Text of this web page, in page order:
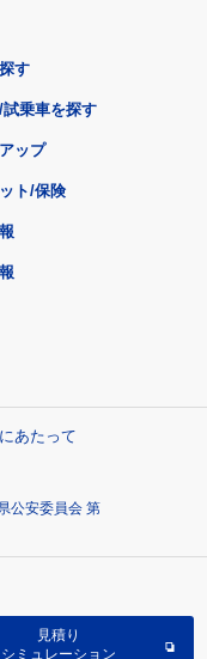
す
試乗車を探す
ップ
ト/保険
あたって
公安委員会 第
見積り
シミュレーション